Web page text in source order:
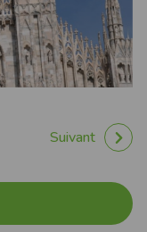
Suivant